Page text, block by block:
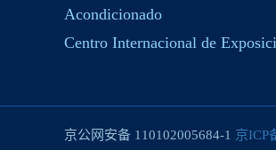
Acondicionado
Centro Internacional de
京公网安备 110102005684-1 京ICP